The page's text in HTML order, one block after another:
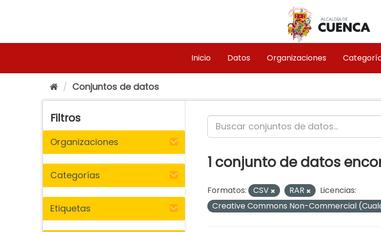
Inicio Datos Organizaciones
Conjuntos de datos
Filtros
Organizaciones
Categorías
Etiquetas
1 conjunto de datos
Formatos: CSV RAR
Licencias:
Creative Commons Non-Commercial